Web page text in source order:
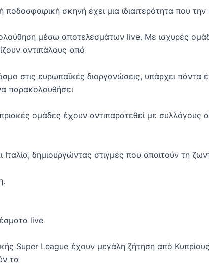
ποδοσφαιρική σκηνή έχει μια ιδιαιτερότητα που την
μέσω αποτελεσμάτων live. Με ισχυρές
αντιπάλους από
στις ευρωπαϊκές διοργανώσεις, υπάρχει πάντα
παρακολουθήσει
ομάδες έχουν αντιπαρατεθεί με συλλόγους
Ιταλία, δημιουργώντας στιγμές που απαιτούν τη
live
Super League έχουν μεγάλη ζήτηση από
τα